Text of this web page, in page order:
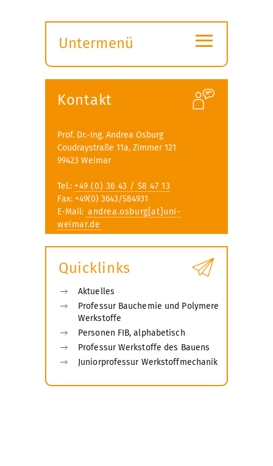
Untermenü
öffnen
≡
Kontakt
Prof. Dr.-Ing. Andrea Osburg
Coudraystraße 11a, Zimmer 121
99423 Weimar
Tel.: +49 (0) 36 43 / 58 47 13
Fax: +49(0) 3643/584931
E-Mail: andrea.osburg[at]uni-
weimar.de
Quicklinks
Aktuelles
Professur Bauchemie und Polymere
Werkstoffe
Personen FIB, alphabetisch
Professur Werkstoffe des Bauens
Juniorprofessur Werkstoffmechanik